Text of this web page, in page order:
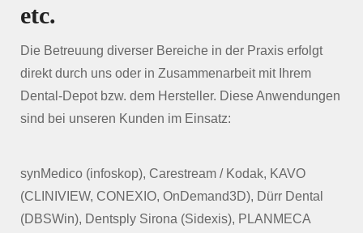
etc.
Die Betreuung diverser Bereiche in der Praxis erfolgt
direkt durch uns oder in Zusammenarbeit mit Ihrem
Dental-Depot bzw. dem Hersteller. Diese Anwendungen
sind bei unseren Kunden im Einsatz:
synMedico (infoskop), Carestream / Kodak, KAVO
(CLINIVIEW, CONEXIO, OnDemand3D), Dürr Dental
(DBSWin), Dentsply Sirona (Sidexis), PLANMECA